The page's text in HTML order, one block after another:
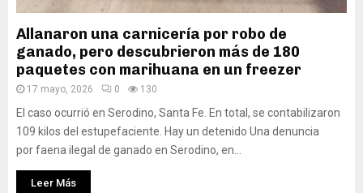
Allanaron una carnicería por robo de
ganado, pero descubrieron más de 180
paquetes con marihuana en un freezer
17 mayo, 2026 0 130
El caso ocurrió en Serodino, Santa Fe. En total, se contabilizaron
109 kilos del estupefaciente. Hay un detenido Una denuncia
por faena ilegal de ganado en Serodino, en...
Leer Más